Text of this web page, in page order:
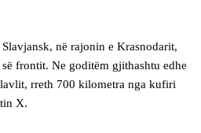
në rajonin e Krasnodarit,
frontit. Ne goditëm gjithashtu edhe
rreth 700 kilometra nga kufiri
X.